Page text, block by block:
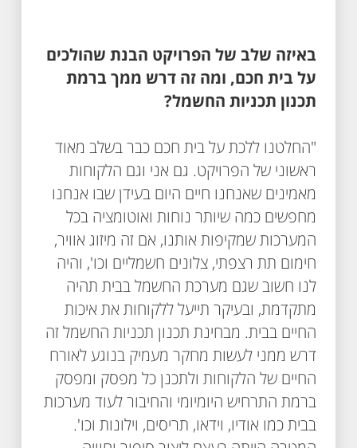
באיזה שלב של הפרויקט הבנת שהולכים
על בית חכם, ומה זה דרש ממך ברמת
תכנון תכניות החשמל?
"החלטנו ללכת על בית חכם כבר בשלב מאוד
ראשוני של הפרויקט. גם אני וגם הלקוחות
מאמינים שאנחנו חיים היום בעידן שבו אנחנו
מחפשים כמה שיותר נוחות ואוטומציה בכל
המערכות שמקיפות אותנו, אם זה מיזוג אוויר,
חימום תת רצפתי, צלונים חשמליים וכו', והיה
לנו חשוב שגם מערכת החשמל בבית תהיה
מתקדמת, ובעיקר תייעל ללקוחות את איכות
החיים בבית. מבחינת תכנון תכניות החשמל זה
דרש ממני לעשות מחקר מעמיק בנוגע לאורח
החיים של הלקוחות ולתכנן כל מפסק ומפסק
ברמת התרחיש היומיומי והחיבור לעוד מערכות
בבית כמו אודיו, וידאו, תריסים, וילונות וכו'.